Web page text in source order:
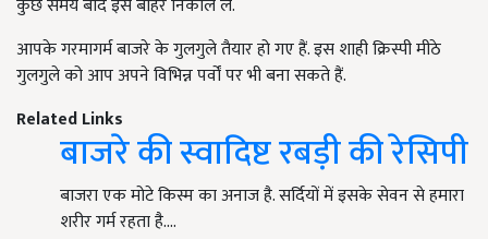
कुछ समय बादइसेबाहर निकाल लें.
आपके गरमागर्म बाजरे के गुलगुले तैयार हो गए हैं. इस शाही क्रिस्पी मीठे
गुलगुले को आप अपने विभिन्न पर्वों पर भी बना सकते हैं.
Related Links
बाजरे की स्वादिष्ट रबड़ी की रेसिपी
बाजरा एक मोटे किस्म का अनाज है. सर्दियों में इसके सेवन से हमारा
शरीर गर्म रहता है.…